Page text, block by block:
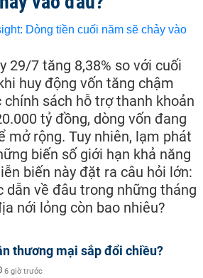
29/7 tăng 8,38% so với cuối
huy động vốn tăng chậm
chính sách hỗ trợ thanh khoản
tỷ đồng, dòng vốn đang
mở rộng. Tuy nhiên, lạm phát
biến số giới hạn khả năng
biến này đặt ra câu hỏi lớn:
dẫn về đâu trong những tháng
nới lỏng còn bao nhiêu?
thương mại sắp đổi chiều?
6 giờ trước